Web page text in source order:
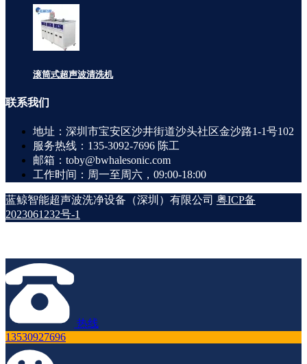
滚筒式超声波清洗机
联系我们
地址：深圳市宝安区沙井街道沙头社区金沙路1-1号102
服务热线：135-3092-7696 陈工
邮箱：toby@bwhalesonic.com
工作时间：周一至周六，09:00-18:00
蓝鲸智能超声波洗净设备（深圳）有限公司 粤ICP备
2023061232号-1
热线
13530927696